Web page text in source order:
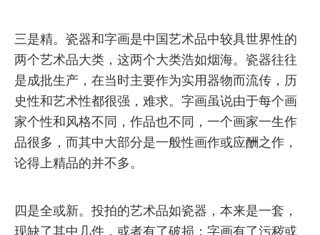
三是精。瓷器和字画是中国艺术品中较具世界性的
两个艺术品大类，这两个大类浩如烟海。瓷器往往
是成批生产，在当时主要作为实用器物而流传，历
史性和艺术性都很强，难求。字画虽说由于每个画
家个性和风格不同，作品也不同，一个画家一生作
品很多，而其中大部分是一般性画作或应酬之作，
论得上精品的并不多。
四是全或新。投拍的艺术品如瓷器，本来是一套，
现缺了其中几件，或者有了破损；字画有了污秽或